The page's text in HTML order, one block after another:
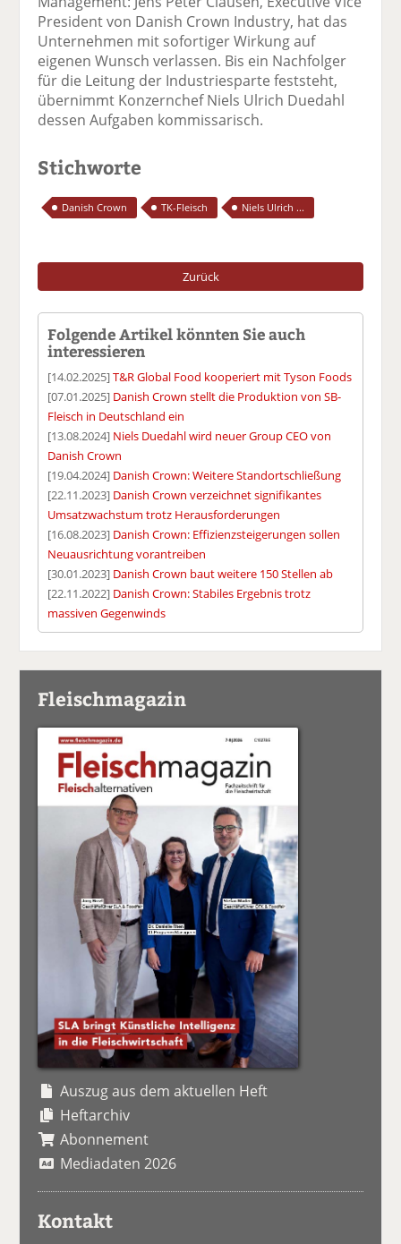
President von Danish Crown Industry, hat das
Unternehmen mit sofortiger Wirkung auf
eigenen Wunsch verlassen. Bis ein Nachfolger
für die Leitung der Industriesparte feststeht,
übernimmt Konzernchef Niels Ulrich Duedahl
dessen Aufgaben kommissarisch.
Stichworte
Danish Crown TK-Fleisch Niels Ulrich ...
Zurück
Folgende Artikel könnten Sie auch
interessieren
[14.02.2025]T&R Global Food kooperiert mit Tyson Foods
[07.01.2025] Danish Crown stellt die Produktion von SB-
Fleisch in Deutschland ein
[13.08.2024] Niels Duedahl wird neuer Group CEO von
Danish Crown
[19.04.2024] Danish Crown: Weitere Standortschließung
[22.11.2023] Danish Crown verzeichnet signifikantes
Umsatzwachstum trotz Herausforderungen
[16.08.2023] Danish Crown: Effizienzsteigerungen sollen
Neuausrichtung vorantreiben
[30.01.2023] Danish Crown baut weitere 150 Stellen ab
[22.11.2022] Danish Crown: Stabiles Ergebnis trotz
massiven Gegenwinds
Fleischmagazin
Auszug aus dem aktuellen Heft
Heftarchiv
Abonnement
Mediadaten 2026
Kontakt